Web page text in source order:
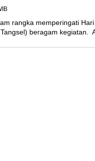
rangka memperingati
beragam kegiatan.